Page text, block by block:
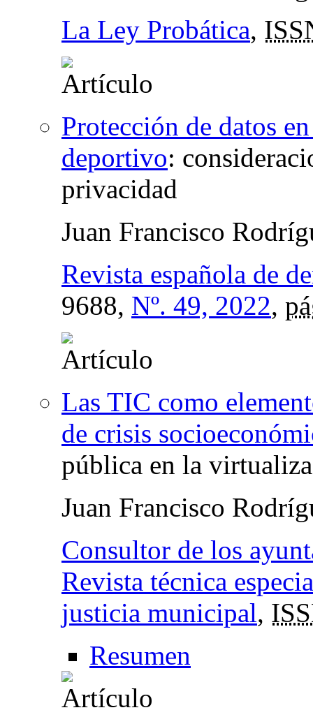
La Ley Probática,
Protección de datos
deportivo:
privacidad
Juan Francisco
Revista española de
9688, Nº. 49, 2022,
Las TIC como
de crisis
pública en la
Juan Francisco
Consultor de los
Revista técnica
justicia municipal,
Resumen